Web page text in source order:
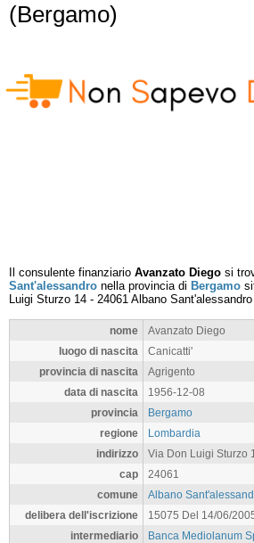
(Bergamo)
Il consulente finanziario Avanzato Diego si
Sant'alessandro nella provincia di Bergamo
Luigi Sturzo 14 - 24061 Albano Sant'alessandro
nome
Avanzato Diego
luogo di nascita
Canicatti'
provincia di nascita
Agrigento
data di nascita
1956-12-08
provincia
Bergamo
regione
Lombardia
indirizzo
Via Don Luigi Sturzo
cap
24061
comune
Albano
delibera dell'iscrizione
15075 Del 14/06/
intermediario
Banca Mediolanum